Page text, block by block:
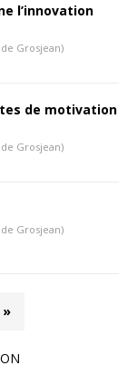
l’innovation
Grosjean)
de motivation
Grosjean)
Grosjean)
»